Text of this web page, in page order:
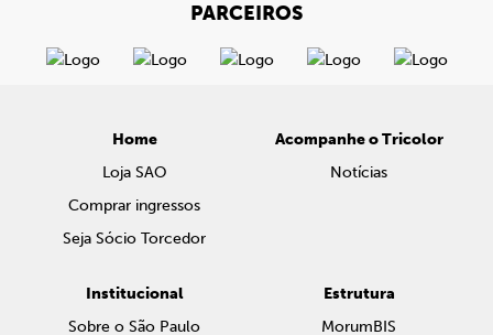
PARCEIROS
Home
Loja SAO
Comprar ingressos
Seja Sócio Torcedor
Acompanhe o Tricolor
Notícias
Institucional
Sobre o São Paulo
Estrutura
MorumBIS